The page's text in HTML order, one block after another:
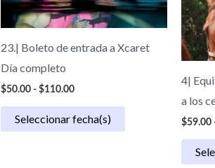
23.| Boleto de entrada a Xcaret
Día completo
$50.00 - $110.00
Seleccionar fecha(s)
4|
a los
$59.00